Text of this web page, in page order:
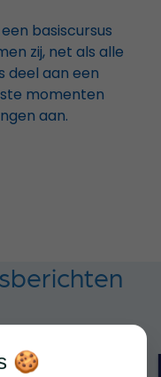
basiscursus
zij, net als alle
deel aan een
momenten
aan.
🍪